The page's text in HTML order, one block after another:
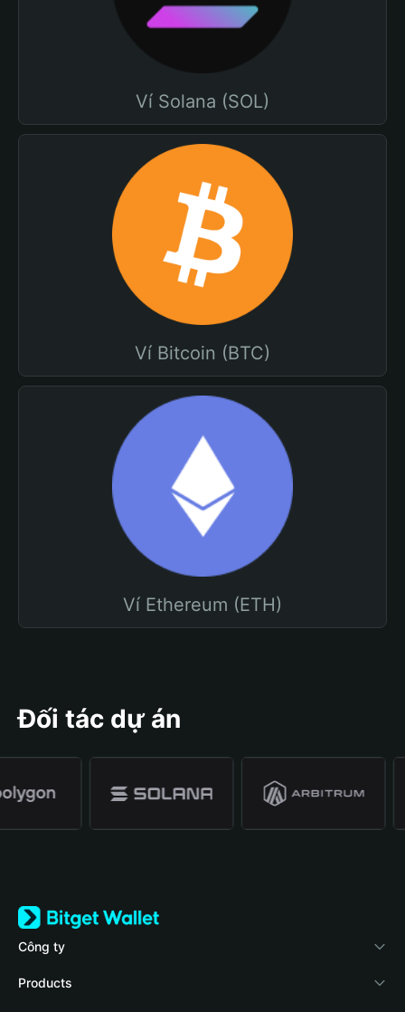
Ví Solana (SOL)
Ví Bitcoin (BTC)
Ví Ethereum (ETH)
Đối tác dự án
Công ty
Về Bitget Wallet
Products